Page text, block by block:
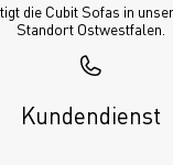
die Cubit Sofas in
Standort Ostwestfalen.
Kundendienst